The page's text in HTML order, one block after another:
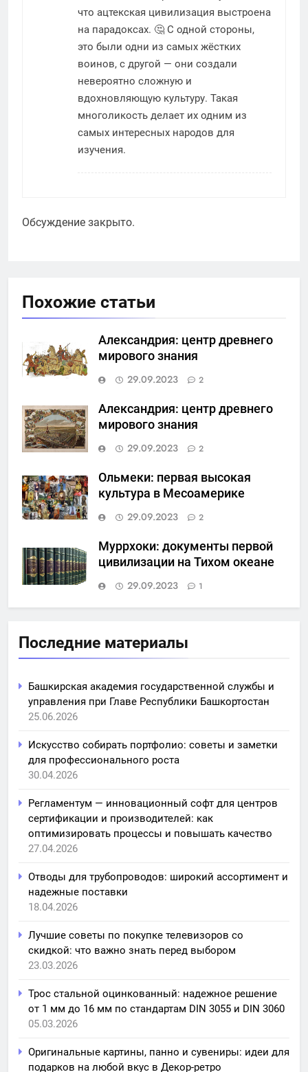
что ацтекская цивилизация выстроена
на парадоксах. 🤔 С одной стороны,
это были одни из самых жёстких
воинов, с другой — они создали
невероятно сложную и
вдохновляющую культуру. Такая
многоликость делает их одним из
самых интересных народов для
изучения.
Обсуждение закрыто.
Похожие статьи
Александрия: центр древнего
мирового знания
29.09.2023
2
Александрия: центр древнего
мирового знания
29.09.2023
2
Ольмеки: первая высокая
культура в Месоамерике
29.09.2023
2
Муррхоки: документы первой
цивилизации на Тихом океане
29.09.2023
1
Последние материалы
Башкирская академия государственной службы и
управления при Главе Республики Башкортостан
25.06.2026
Искусство собирать портфолио: советы и заметки
для профессионального роста
30.04.2026
Регламентум — инновационный софт для центров
сертификации и производителей: как
оптимизировать процессы и повышать качество
27.04.2026
Отводы для трубопроводов: широкий ассортимент и
надежные поставки
18.04.2026
Лучшие советы по покупке телевизоров со
скидкой: что важно знать перед выбором
23.03.2026
Трос стальной оцинкованный: надежное решение
от 1 мм до 16 мм по стандартам DIN 3055 и DIN 3060
05.03.2026
Оригинальные картины, панно и сувениры: идеи для
подарков на любой вкус в Декор-ретро